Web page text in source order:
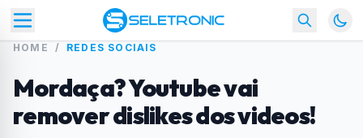
HOME / REDES SOCIAIS
Mordaça? Youtube vai
remover dislikes dos videos!